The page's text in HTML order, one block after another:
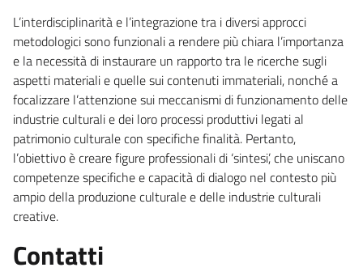
L’interdisciplinarità e l’integrazione tra i diversi approcci
metodologici sono funzionali a rendere più chiara l’importanza
e la necessità di instaurare un rapporto tra le ricerche sugli
aspetti materiali e quelle sui contenuti immateriali, nonché a
focalizzare l’attenzione sui meccanismi di funzionamento delle
industrie culturali e dei loro processi produttivi legati al
patrimonio culturale con specifiche finalità. Pertanto,
l’obiettivo è creare figure professionali di ‘sintesi’, che uniscano
competenze specifiche e capacità di dialogo nel contesto più
ampio della produzione culturale e delle industrie culturali
creative.
Contatti